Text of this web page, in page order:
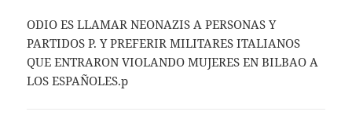
ODIO ES LLAMAR NEONAZIS A PERSONAS Y
PARTIDOS P. Y PREFERIR MILITARES ITALIANOS
QUE ENTRARON VIOLANDO MUJERES EN BILBAO A
LOS ESPAÑOLES.p